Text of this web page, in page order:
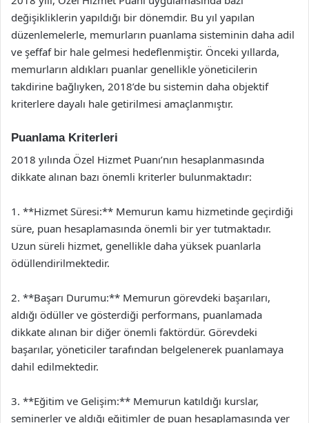
değişikliklerin yapıldığı bir dönemdir. Bu yıl yapılan
düzenlemelerle, memurların puanlama sisteminin daha adil
ve şeffaf bir hale gelmesi hedeflenmiştir. Önceki yıllarda,
memurların aldıkları puanlar genellikle yöneticilerin
takdirine bağlıyken, 2018’de bu sistemin daha objektif
kriterlere dayalı hale getirilmesi amaçlanmıştır.
Puanlama Kriterleri
2018 yılında Özel Hizmet Puanı’nın hesaplanmasında
dikkate alınan bazı önemli kriterler bulunmaktadır:
1. **Hizmet Süresi:** Memurun kamu hizmetinde geçirdiği
süre, puan hesaplamasında önemli bir yer tutmaktadır.
Uzun süreli hizmet, genellikle daha yüksek puanlarla
ödüllendirilmektedir.
2. **Başarı Durumu:** Memurun görevdeki başarıları,
aldığı ödüller ve gösterdiği performans, puanlamada
dikkate alınan bir diğer önemli faktördür. Görevdeki
başarılar, yöneticiler tarafından belgelenerek puanlamaya
dahil edilmektedir.
3. **Eğitim ve Gelişim:** Memurun katıldığı kurslar,
seminerler ve aldığı eğitimler de puan hesaplamasında yer